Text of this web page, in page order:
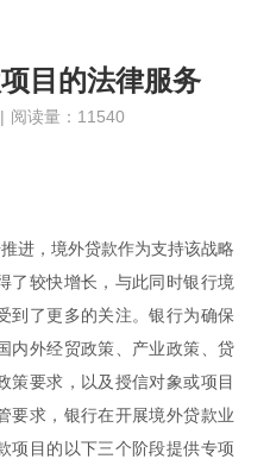
目的法律服务
| 阅读量：11540
进，境外贷款作为支持该战略
了较快增长，与此同时银行境
到了更多的关注。银行为确保
内外经贸政策、产业政策、贷
策要求，以及授信对象或项目
要求，银行在开展境外贷款业
项目的以下三个阶段提供专项